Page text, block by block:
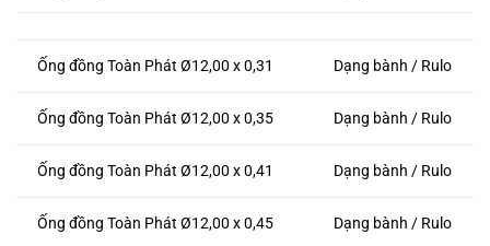
Ống đồng Toàn Phát Ø12,00 x 0,31 Dạng bành / Rulo
Ống đồng Toàn Phát Ø12,00 x 0,35 Dạng bành / Rulo
Ống đồng Toàn Phát Ø12,00 x 0,41 Dạng bành / Rulo
Ống đồng Toàn Phát Ø12,00 x 0,45 Dạng bành / Rulo